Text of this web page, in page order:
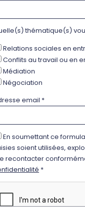
INSCRIVEZ-VOUS À LA
Prénom *
Nom *
Quelle(s)
Relations sociales
Conflits au travail
Médiation
Négociation
thématique(s)
Relations sociales en
Conflits au travail ou en
Médiation
Négociation
email *
En soumettant ce
soient utilisées,
recontacter
*